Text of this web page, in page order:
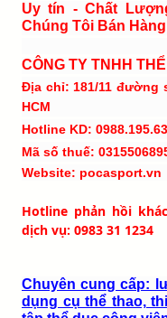
Uy tín - Chất
Chúng Tôi Bán
CÔNG TY TNHH
Địa chỉ: 181/11 đường
HCM
Hotline KD:
Mã số thuế:
Website:
Hotline phản hồi
dịch vụ: 0983 31 1234
Chuyên cung cấp:
dụng cụ thể thao,